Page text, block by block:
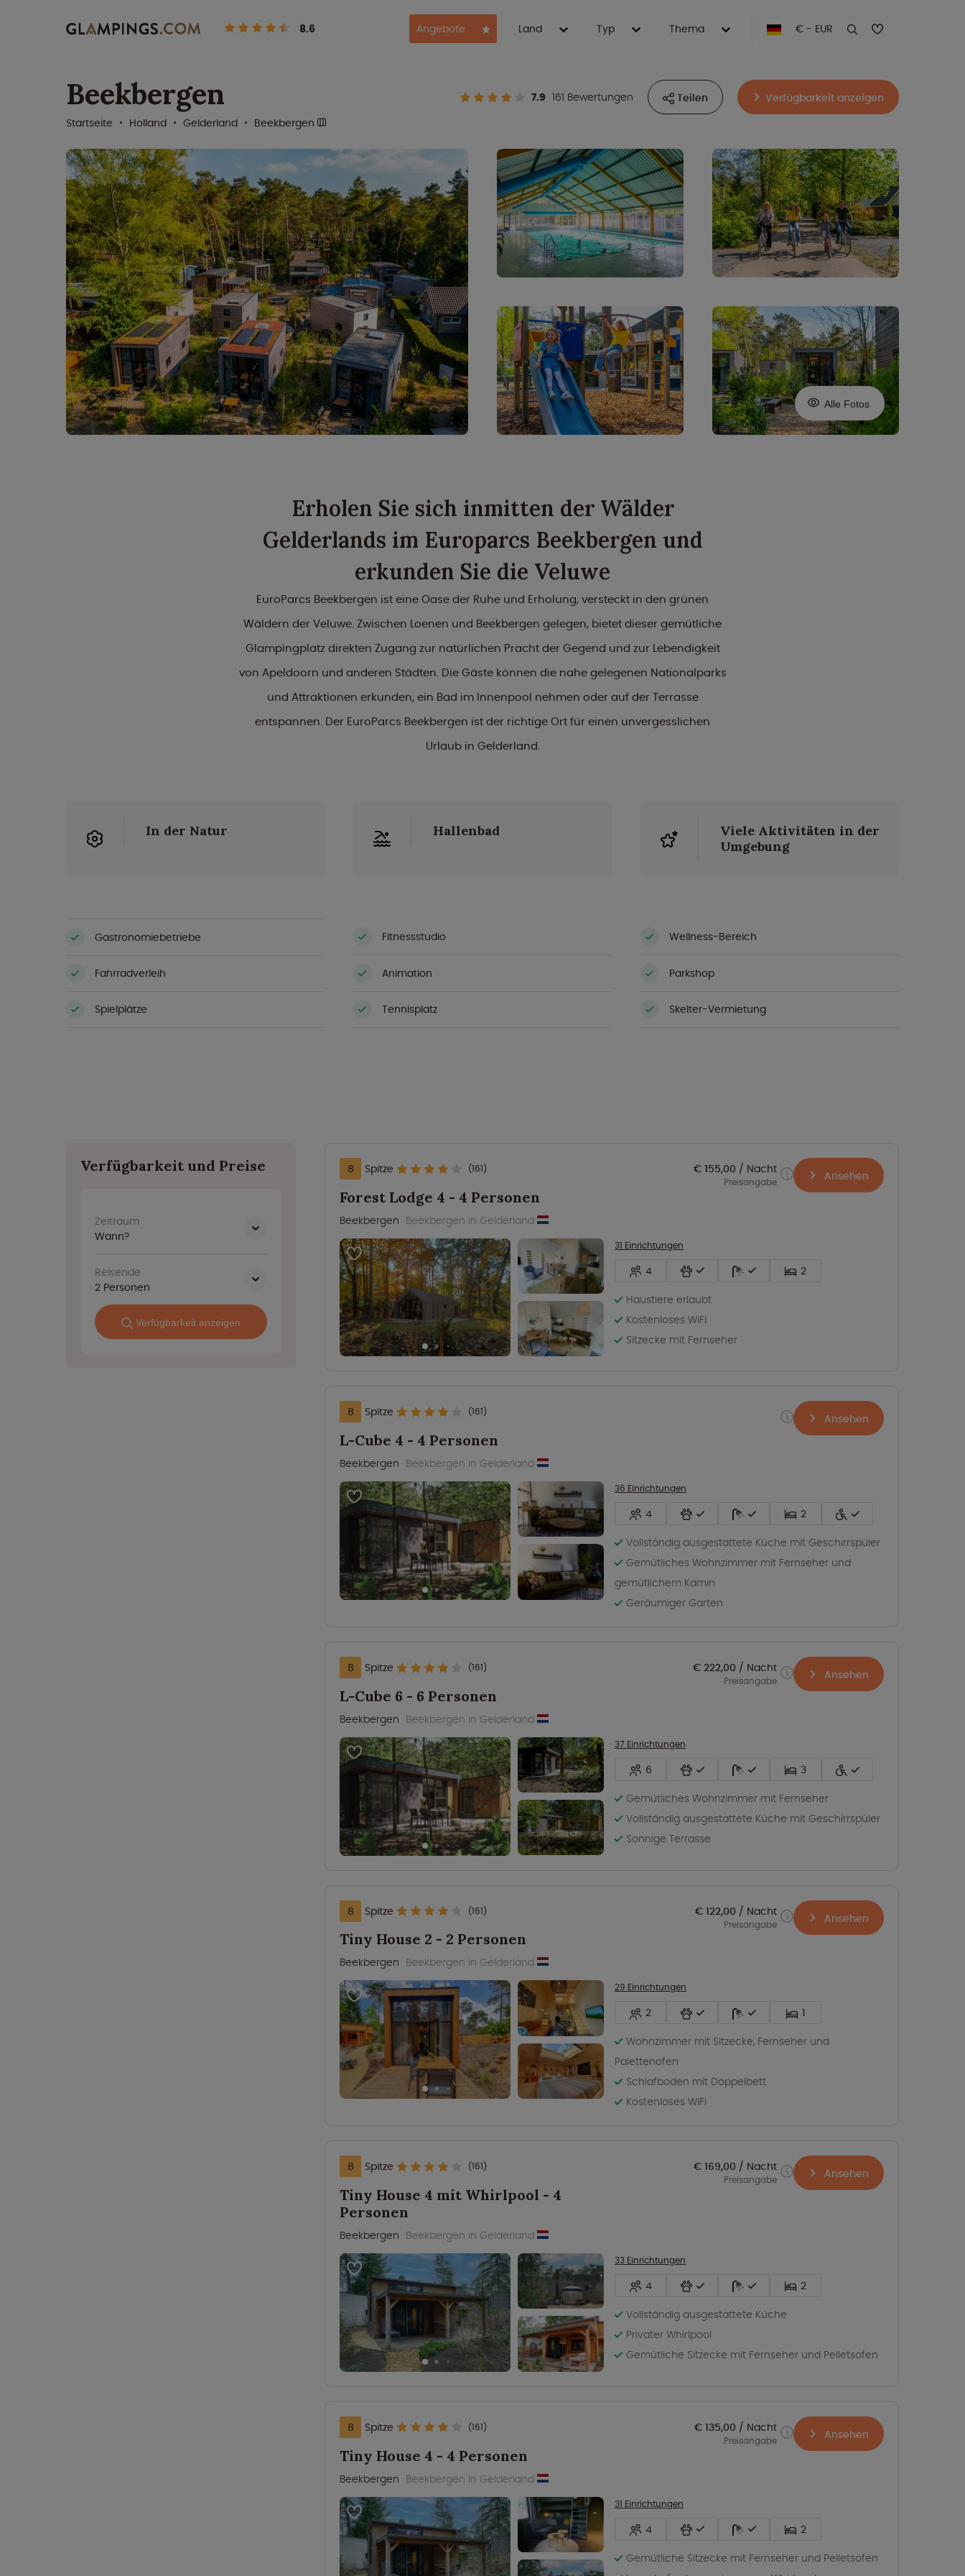
8.6 Angebote Land Typ Thema € - EUR
Beekbergen 7.9 161 Bewertungen
Startseite
Holland Gelderland Beekbergen
Teilen Verfügbarkeit anzeigen
Alle Fotos
Erholen Sie sich inmitten der Wälder
Gelderlands im Europarcs Beekbergen und
erkunden Sie die Veluwe
EuroParcs Beekbergen ist eine Oase der Ruhe und Erholung, versteckt in den grünen
Wäldern der Veluwe. Zwischen Loenen und Beekbergen gelegen, bietet dieser gemütliche
Glampingplatz direkten Zugang zur natürlichen Pracht der Gegend und zur Lebendigkeit
von Apeldoorn und anderen Städten. Die Gäste können die nahe gelegenen Nationalparks
und Attraktionen erkunden, ein Bad im Innenpool nehmen oder auf der Terrasse
entspannen. Der EuroParcs Beekbergen ist der richtige Ort für einen unvergesslichen
Urlaub in Gelderland.
In der Natur Hallenbad
Viele Aktivitäten in der
Umgebung
Gastronomiebetriebe Fitnessstudio Wellness-Bereich
Fahrradverleih Animation Parkshop
Spielplätze Tennisplatz Skelter-Vermietung
Verfügbarkeit und Preise
Zeitraum
Wann?
Reisende
2 Personen
Verfügbarkeit anzeigen
8 Spitze (161)
Forest Lodge 4 - 4 Personen
Beekbergen Beekbergen in Gelderland
31 Einrichtungen
4
2
Haustiere erlaubt
Kostenloses WiFi
Sitzecke mit Fernseher
€ 155,00 Nacht
Preisangabe Ansehen
8 Spitze (161)
L-Cube 4 - 4 Personen
Beekbergen Beekbergen in Gelderland
36 Einrichtungen
4
2
Vollständig ausgestattete Küche mit Geschirrspüler
Gemütliches Wohnzimmer mit Fernseher und
gemütlichem Kamin
Geräumiger Garten
Ansehen
8 Spitze (161)
L-Cube 6 - 6 Personen
Beekbergen Beekbergen in Gelderland
37 Einrichtungen
6
3
Gemütliches Wohnzimmer mit Fernseher
Vollständig ausgestattete Küche mit Geschirrspüler
Sonnige Terrasse
€ 222,00 Nacht
Preisangabe Ansehen
8 Spitze (161)
Tiny House 2 - 2 Personen
Beekbergen Beekbergen in Gelderland
29 Einrichtungen
2
1
Wohnzimmer mit Sitzecke, Fernseher und
Palettenofen
Schlafboden mit Doppelbett
Kostenloses WiFi
€ 122,00 Nacht
Preisangabe Ansehen
8 Spitze (161)
Tiny House 4 mit Whirlpool - 4
Personen
Beekbergen Beekbergen in Gelderland
33 Einrichtungen
4
2
Vollständig ausgestattete Küche
Privater Whirlpool
Gemütliche Sitzecke mit Fernseher und Pelletsofen
€ 169,00 Nacht
Preisangabe Ansehen
8 Spitze (161)
Tiny House 4 - 4 Personen
Beekbergen Beekbergen in Gelderland
31 Einrichtungen
4
2
Gemütliche Sitzecke mit Fernseher und Pelletsofen
€ 135,00 Nacht
Preisangabe Ansehen